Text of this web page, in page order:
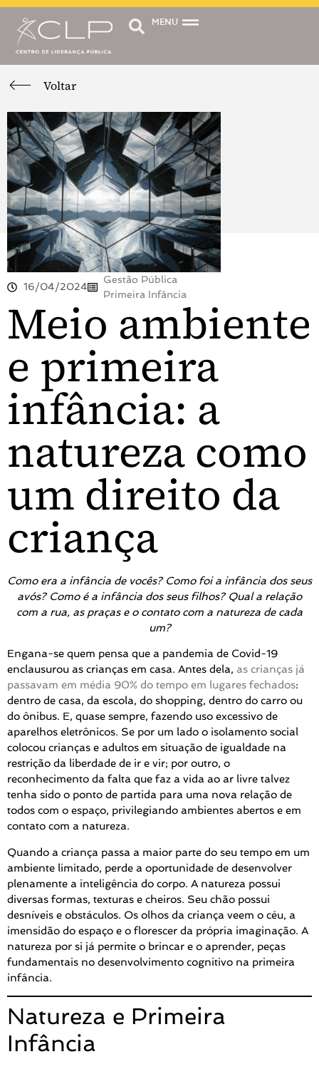
MENU
Voltar
16/04/2024
Gestão Pública
Primeira Infância
Meio ambiente
e primeira
infância: a
natureza como
um direito da
criança
Como era a infância de vocês? Como foi a infância dos seus
avós? Como é a infância dos seus filhos? Qual a relação
com a rua, as praças e o contato com a natureza de cada
um?
Engana-se quem pensa que a pandemia de Covid-19
enclausurou as crianças em casa. Antes dela, as crianças já
passavam em média 90% do tempo em lugares fechados:
dentro de casa, da escola, do shopping, dentro do carro ou
do ônibus. E, quase sempre, fazendo uso excessivo de
aparelhos eletrônicos. Se por um lado o isolamento social
colocou crianças e adultos em situação de igualdade na
restrição da liberdade de ir e vir; por outro, o
reconhecimento da falta que faz a vida ao ar livre talvez
tenha sido o ponto de partida para uma nova relação de
todos com o espaço, privilegiando ambientes abertos e em
contato com a natureza.
Quando a criança passa a maior parte do seu tempo em um
ambiente limitado, perde a oportunidade de desenvolver
plenamente a inteligência do corpo. A natureza possui
diversas formas, texturas e cheiros. Seu chão possui
desníveis e obstáculos. Os olhos da criança veem o céu, a
imensidão do espaço e o florescer da própria imaginação. A
natureza por si já permite o brincar e o aprender, peças
fundamentais no desenvolvimento cognitivo na primeira
infância.
Natureza e Primeira
Infância